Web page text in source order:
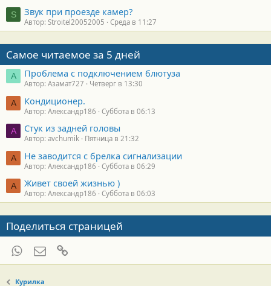
S Звук при проезде камер?
Автор: Stroitel20052005 Среда в 11:27
Самое читаемое за 5 дней
А Проблема с подключением блютуза
Автор: Азамат727 Четверг в 13:30
А Кондиционер.
Автор: Александр186 Суббота в 06:13
A Стук из задней головы
Автор: avchumik Пятница в 21:32
А Не заводится с брелка сигнализации
Автор: Александр186 Суббота в 06:29
А Живет своей жизнью )
Автор: Александр186 Суббота в 06:03
Поделиться страницей
WhatsAppЭлектронная почта
Курилка